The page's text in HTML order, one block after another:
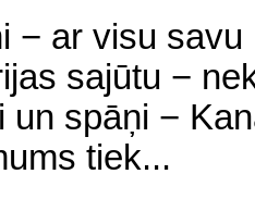
− ar visu
sajūtu −
un spāņi −
tiek...